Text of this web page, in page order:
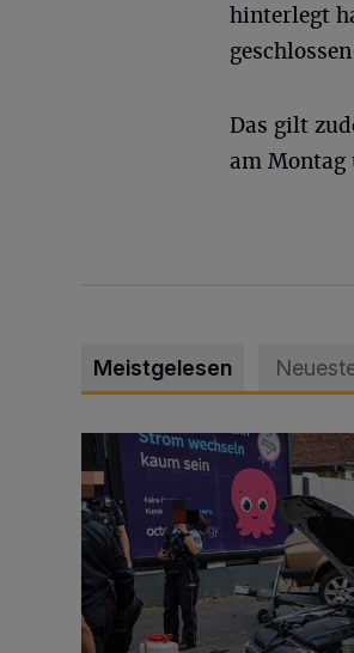
hinterlegt
Das gilt
am Montag
Meistgelesen
Schwerer Unfall mit 2,48